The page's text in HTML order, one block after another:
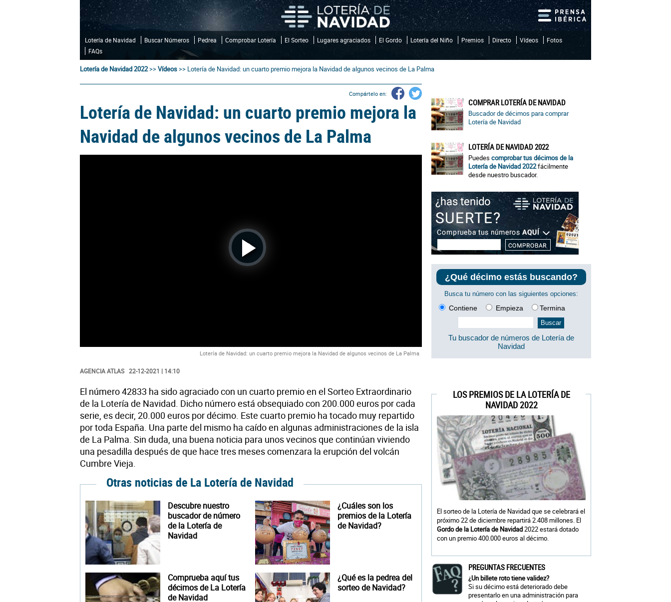
Lotería de Navidad Buscar Números Pedrea Comprobar Lotería El Sorteo Lugares agraciados El Gordo Lotería del Niño Premios Directo Vídeos
Fotos
FAQs
Lotería de Navidad 2022>>Vídeos>> Lotería de Navidad: un cuarto premio mejora la Navidad de algunos vecinos de La Palma
Compártelo en:
Lotería de Navidad: un cuarto premio mejora la
Navidad de algunos vecinos de La Palma
Play
Lotería de Navidad: un cuarto premio mejora la Navidad de algunos vecinos de La Palma
AGENCIA ATLAS 22-12-2021 | 14:10
El número 42833 ha sido agraciado con un cuarto premio en el Sorteo Extraordinario
de la Lotería de Navidad. Dicho número está obsequiado con 200.000 euros por cada
serie, es decir, 20.000 euros por décimo. Este cuarto premio ha tocado muy repartido
por toda España. Una parte del mismo ha caído en algunas administraciones de la isla
de La Palma. Sin duda, una buena noticia para unos vecinos que continúan viviendo
una pesadilla después de que hace tres meses comenzara la erupción del volcán
Cumbre Vieja.
Otras noticias de La Lotería de Navidad
Descubre nuestro
buscador de número
de la Lotería de
Navidad
¿Cuáles son los
premios de la Lotería
de Navidad?
Comprueba aquí tus
décimos de La Lotería
de Navidad
¿Qué es la pedrea del
sorteo de Navidad?
COMPRAR LOTERÍA DE NAVIDAD
Buscador de décimos para comprar
Lotería de Navidad
LOTERÍA DE NAVIDAD 2022
Puedes comprobar tus décimos de la
Lotería de Navidad 2022fácilmente
desde nuestro buscador.
¿Qué décimo estás buscando?
Busca tu número con las siguientes opciones:
Contiene Empieza Termina
Tu buscador de números de Lotería de
Navidad
LOS PREMIOS DE LA LOTERÍA DE
NAVIDAD 2022
El sorteo de la Lotería de Navidad que se celebrará el
próximo 22 de diciembre repartirá 2.408 millones. El
Gordo de la Lotería de Navidad2022 estará dotado
con un premio 400.000 euros al décimo.
PREGUNTAS FRECUENTES
¿Un billete roto tiene validez?
Si su décimo está deteriorado debe
presentarlo en una administración para